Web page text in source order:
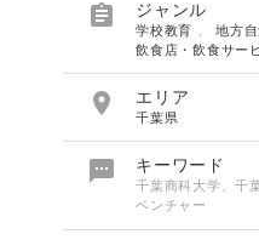
 ジャンル
学校教育 、地方
飲食店・飲食サー
 エリア
千葉県
 キーワード
千葉商科大学、千
ベンチャー